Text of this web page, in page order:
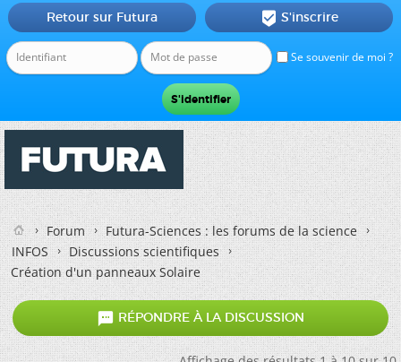
Se souvenir de moi ?
Retour sur Futura  S'inscrire
Forum
Futura-Sciences : les forums de la science
INFOS
Discussions scientifiques
Création d'un panneaux Solaire
 RÉPONDRE À LA DISCUSSION